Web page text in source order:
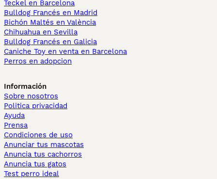
Teckel en Barcelona
Bulldog Francés en Madrid
Bichón Maltés en València
Chihuahua en Sevilla
Bulldog Francés en Galicia
Caniche Toy en venta en Barcelona
Perros en adopcion
Información
Sobre nosotros
Politica privacidad
Ayuda
Prensa
Condiciones de uso
Anunciar tus mascotas
Anuncia tus cachorros
Anuncia tus gatos
Test perro ideal